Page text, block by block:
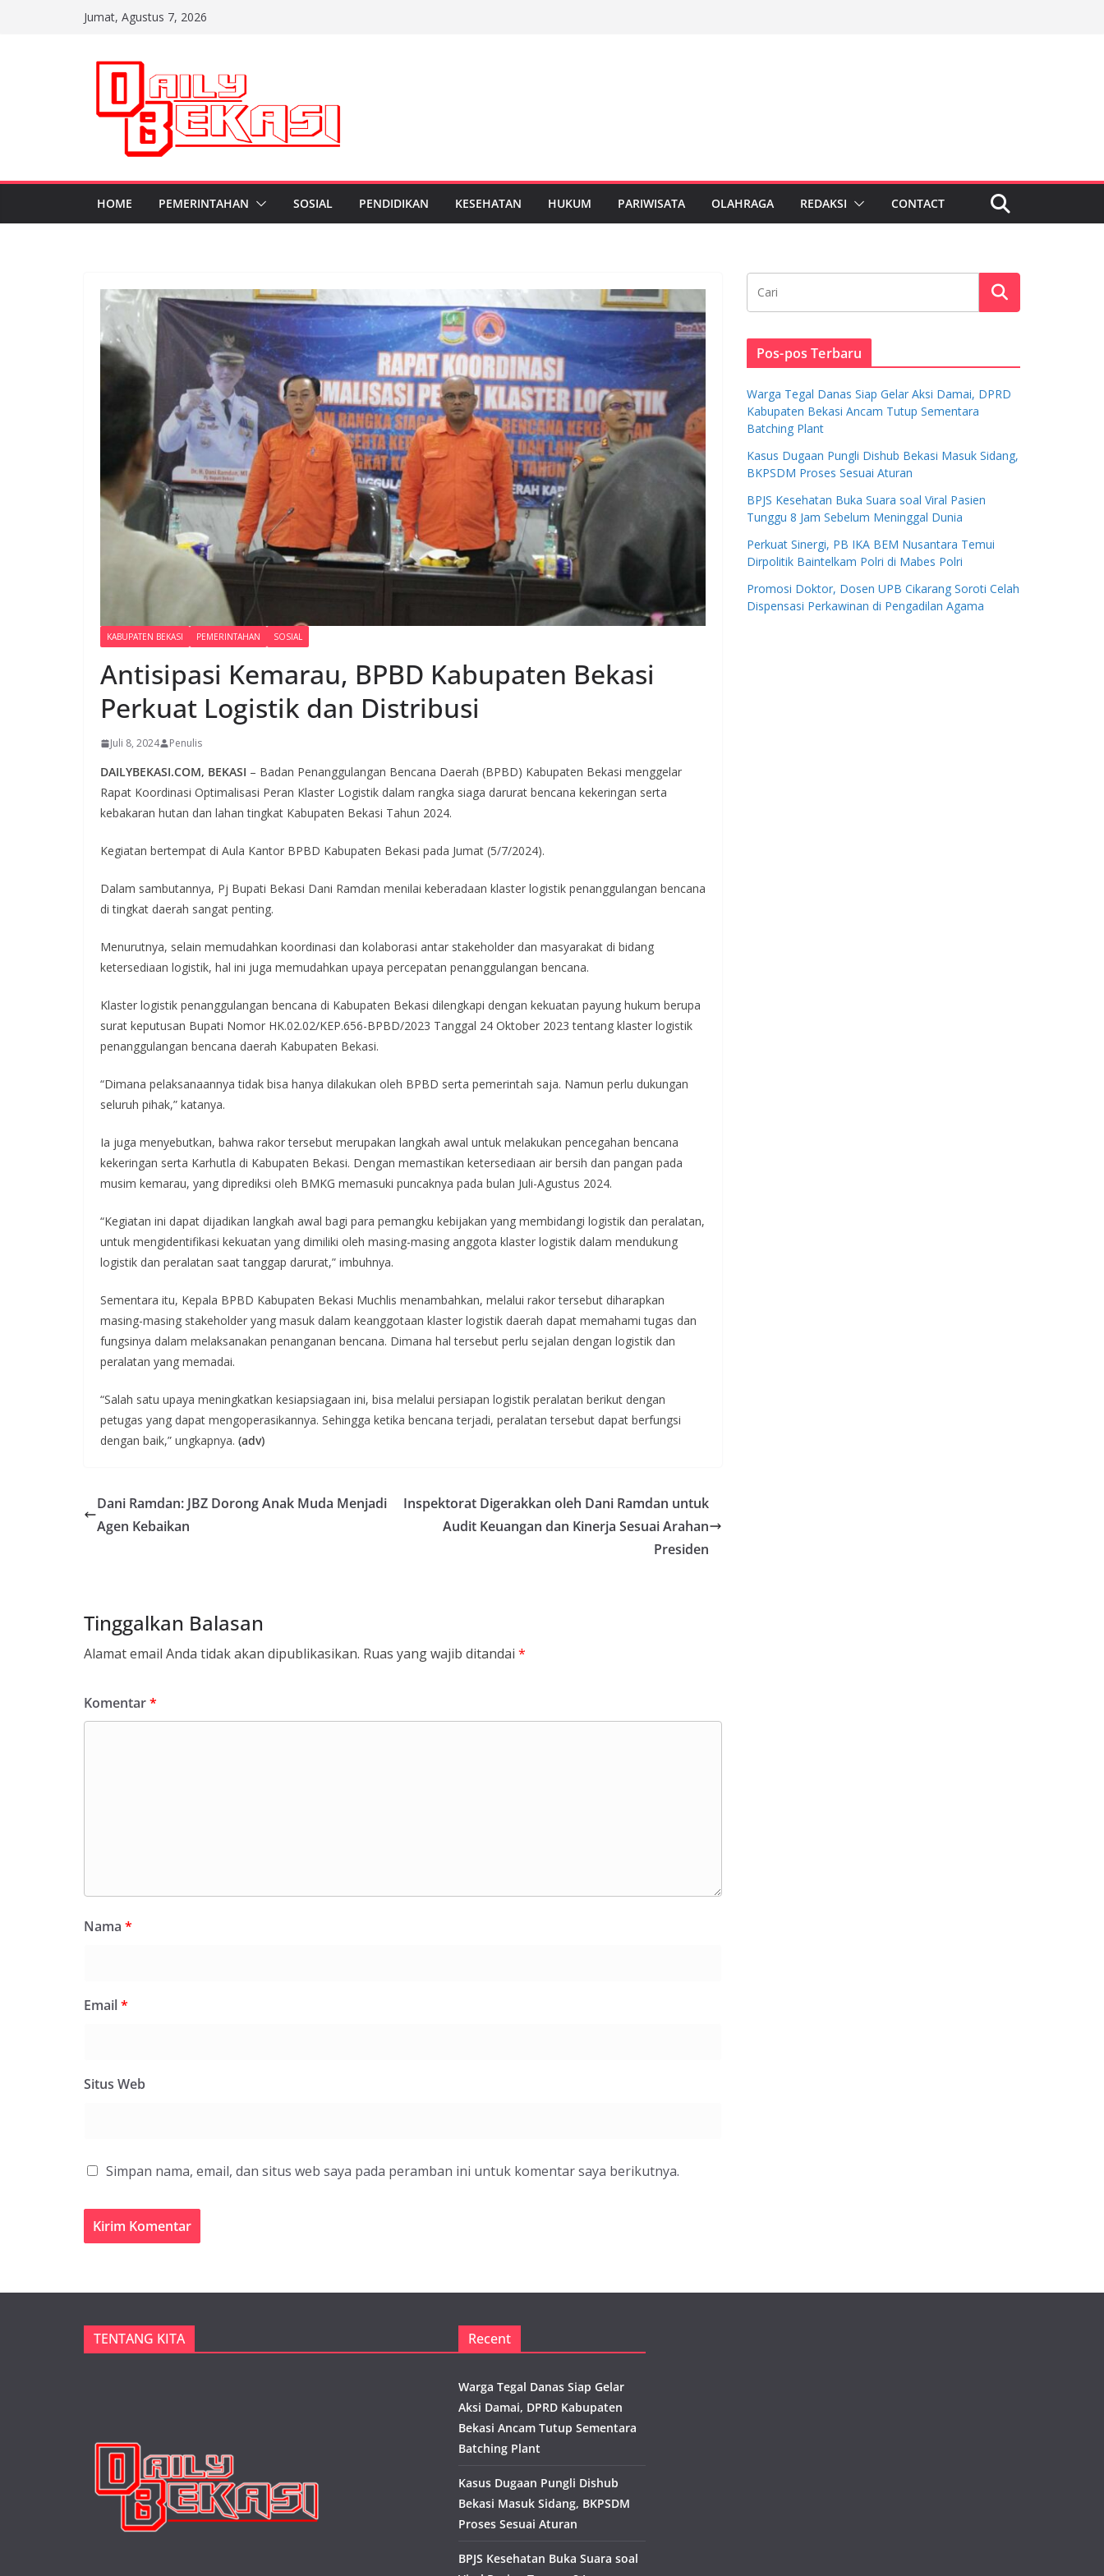
Jumat, Agustus 7, 2026
HOME PEMERINTAHAN SOSIAL PENDIDIKAN KESEHATAN HUKUM PARIWISATA OLAHRAGA REDAKSI CONTACT
KABUPATEN BEKASI PEMERINTAHAN SOSIAL
Antisipasi Kemarau, BPBD Kabupaten Bekasi
Perkuat Logistik dan Distribusi
Juli 8, 2024 Penulis
DAILYBEKASI.COM, BEKASI – Badan Penanggulangan Bencana Daerah (BPBD) Kabupaten Bekasi menggelar
Rapat Koordinasi Optimalisasi Peran Klaster Logistik dalam rangka siaga darurat bencana kekeringan serta
kebakaran hutan dan lahan tingkat Kabupaten Bekasi Tahun 2024.
Kegiatan bertempat di Aula Kantor BPBD Kabupaten Bekasi pada Jumat (5/7/2024).
Dalam sambutannya, Pj Bupati Bekasi Dani Ramdan menilai keberadaan klaster logistik penanggulangan bencana
di tingkat daerah sangat penting.
Menurutnya, selain memudahkan koordinasi dan kolaborasi antar stakeholder dan masyarakat di bidang
ketersediaan logistik, hal ini juga memudahkan upaya percepatan penanggulangan bencana.
Klaster logistik penanggulangan bencana di Kabupaten Bekasi dilengkapi dengan kekuatan payung hukum berupa
surat keputusan Bupati Nomor HK.02.02/KEP.656-BPBD/2023 Tanggal 24 Oktober 2023 tentang klaster logistik
penanggulangan bencana daerah Kabupaten Bekasi.
“Dimana pelaksanaannya tidak bisa hanya dilakukan oleh BPBD serta pemerintah saja. Namun perlu dukungan
seluruh pihak,” katanya.
Ia juga menyebutkan, bahwa rakor tersebut merupakan langkah awal untuk melakukan pencegahan bencana
kekeringan serta Karhutla di Kabupaten Bekasi. Dengan memastikan ketersediaan air bersih dan pangan pada
musim kemarau, yang diprediksi oleh BMKG memasuki puncaknya pada bulan Juli-Agustus 2024.
“Kegiatan ini dapat dijadikan langkah awal bagi para pemangku kebijakan yang membidangi logistik dan peralatan,
untuk mengidentifikasi kekuatan yang dimiliki oleh masing-masing anggota klaster logistik dalam mendukung
logistik dan peralatan saat tanggap darurat,” imbuhnya.
Sementara itu, Kepala BPBD Kabupaten Bekasi Muchlis menambahkan, melalui rakor tersebut diharapkan
masing-masing stakeholder yang masuk dalam keanggotaan klaster logistik daerah dapat memahami tugas dan
fungsinya dalam melaksanakan penanganan bencana. Dimana hal tersebut perlu sejalan dengan logistik dan
peralatan yang memadai.
“Salah satu upaya meningkatkan kesiapsiagaan ini, bisa melalui persiapan logistik peralatan berikut dengan
petugas yang dapat mengoperasikannya. Sehingga ketika bencana terjadi, peralatan tersebut dapat berfungsi
dengan baik,” ungkapnya. (adv)
Dani Ramdan: JBZ Dorong Anak Muda Menjadi
Agen Kebaikan
Inspektorat Digerakkan oleh Dani Ramdan untuk
Audit Keuangan dan Kinerja Sesuai Arahan
Presiden
Tinggalkan Balasan
Alamat email Anda tidak akan dipublikasikan. Ruas yang wajib ditandai *
Komentar*
Nama *
Email*
Situs Web
Simpan nama, email, dan situs web saya pada peramban ini untuk komentar saya berikutnya.
Pos-pos Terbaru
Warga Tegal Danas Siap Gelar Aksi Damai, DPRD
Kabupaten Bekasi Ancam Tutup Sementara
Batching Plant
Kasus Dugaan Pungli Dishub Bekasi Masuk Sidang,
BKPSDM Proses Sesuai Aturan
BPJS Kesehatan Buka Suara soal Viral Pasien
Tunggu 8 Jam Sebelum Meninggal Dunia
Perkuat Sinergi, PB IKA BEM Nusantara Temui
Dirpolitik Baintelkam Polri di Mabes Polri
Promosi Doktor, Dosen UPB Cikarang Soroti Celah
Dispensasi Perkawinan di Pengadilan Agama
TENTANG KITA Recent
Warga Tegal Danas Siap Gelar
Aksi Damai, DPRD Kabupaten
Bekasi Ancam Tutup Sementara
Batching Plant
Kasus Dugaan Pungli Dishub
Bekasi Masuk Sidang, BKPSDM
Proses Sesuai Aturan
BPJS Kesehatan Buka Suara soal